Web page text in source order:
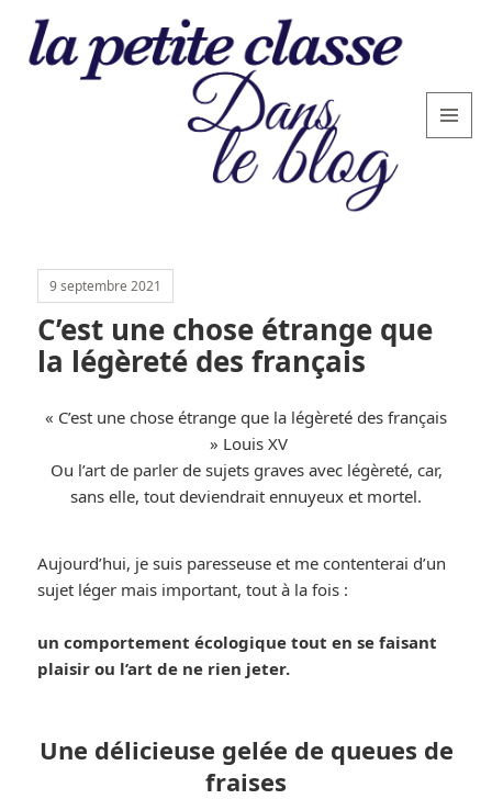
petite
classe
: le
blog
9 septembre 2021
C’est une chose étrange que
la légèreté des français
« C’est une chose étrange que la légèreté des français
» Louis XV
Ou l’art de parler de sujets graves avec légèreté, car,
sans elle, tout deviendrait ennuyeux et mortel.
Aujourd’hui, je suis paresseuse et me contenterai d’un
sujet léger mais important, tout à la fois :
un comportement écologique tout en se faisant
plaisir ou l’art de ne rien jeter.
Une délicieuse gelée de queues de
fraises